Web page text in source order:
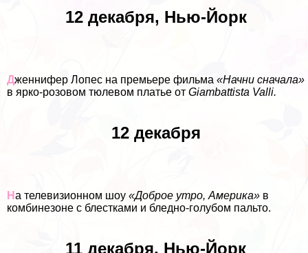
12 декабря, Нью-Йорк
Дженнифер Лопес на премьере фильма «Начни сначала»
в ярко-розовом тюлевом платье от Giambattista Valli.
12 декабря
Н а телевизионном шоу «Доброе утро, Америка» в
комбинезоне с блестками и бледно-гoлyбом пальто.
11 декабря, Нью-Йорк